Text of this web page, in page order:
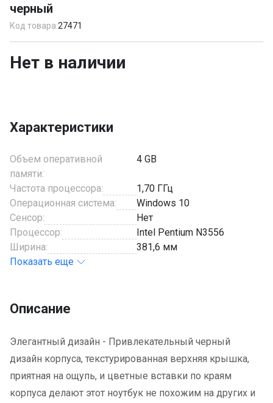
черный
Код товара:27471
Нет в наличии
Характеристики
Объем оперативной
памяти:
4 GB
Частота процессора:
1,70 ГГц
Операционная система:
Windows 10
Сенсор:
Нет
Процессор:
Intel Pentium N3556
Ширина:
381,6 мм
Показать еще
Описание
Элегантный дизайн - Привлекательный черный
дизайн корпуса, текстурированная верхняя крышка,
приятная на ощупь, и цветные вставки по краям
корпуса делают этот ноутбук не похожим на других и